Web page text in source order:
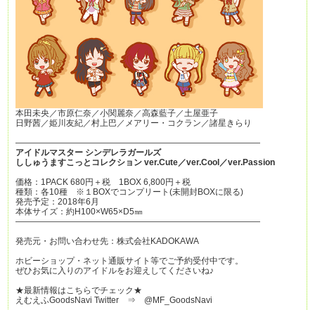
本田未央／市原仁奈／小関麗奈／高森藍子／土屋亜子
日野茜／姫川友紀／村上巴／メアリー・コクラン／諸星きらり
―――――――――――――――――――――――――――――
アイドルマスター シンデレラガールズ
ししゅうますこっとコレクション ver.Cute／ver.Cool／ver.Passion
価格：1PACK 680円＋税 1BOX 6,800円＋税
種類：各10種 ※１BOXでコンプリート(未開封BOXに限る)
発売予定：2018年6月
本体サイズ：約H100×W65×D5㎜
―――――――――――――――――――――――――――――
発売元・お問い合わせ先：株式会社KADOKAWA
ホビーショップ・ネット通販サイト等でご予約受付中です。
ぜひお気に入りのアイドルをお迎えしてくださいね♪
★最新情報はこちらでチェック★
えむえふGoodsNavi Twitter ⇒ @MF_GoodsNavi